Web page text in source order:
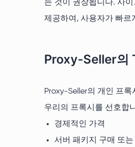
는 것이 권장됩니다. 사
제공하여, 사용자가 빠르
Proxy-Seller의
Proxy-Seller의 개인 프
우리의 프록시를 선호합
경제적인 가격
서버 패키지 구매 또는